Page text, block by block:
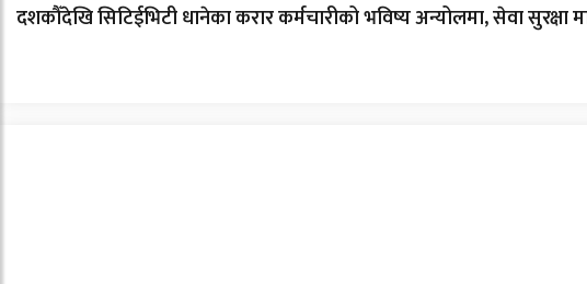
दशकौँदेखि सिटिईभिटी धानेका करार कर्मचारीको भविष्य अन्योलमा, सेवा सुरक्षा